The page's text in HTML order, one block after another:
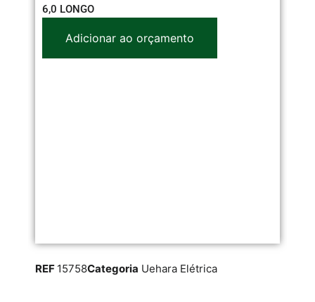
6,0 LONGO
Adicionar ao orçamento
REF 15758Categoria Uehara Elétrica